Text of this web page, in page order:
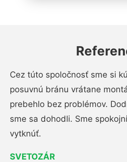
Cez túto spoločnosť sme si
posuvnú bránu vrátane
prebehlo bez problémov.
sme sa dohodli. Sme
vytknúť.
SVETOZÁR